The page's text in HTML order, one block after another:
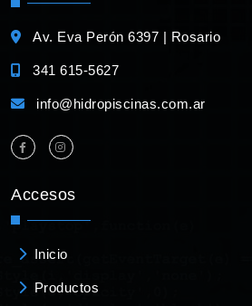
Av. Eva Perón 6397 | Rosario
341 615-5627
info@hidropiscinas.com.ar
Accesos
Inicio
Productos